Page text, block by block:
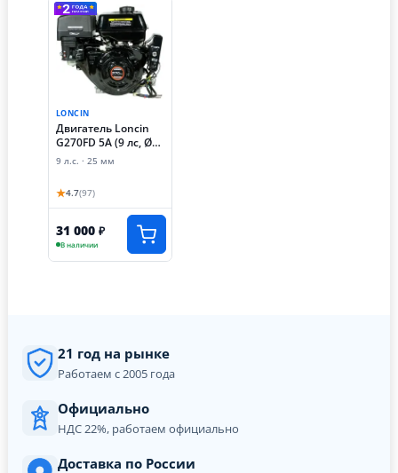
LONCIN
Двигатель Loncin
G270FD 5А (9 лс, Ø
25 мм,
катушка освещения
5А)
9 л.с. · 25 мм
★4.7(97)
31 000 ₽
В наличии
21 год на рынке
Работаем с 2005 года
Официально
НДС 22%, работаем официально
Доставка по России